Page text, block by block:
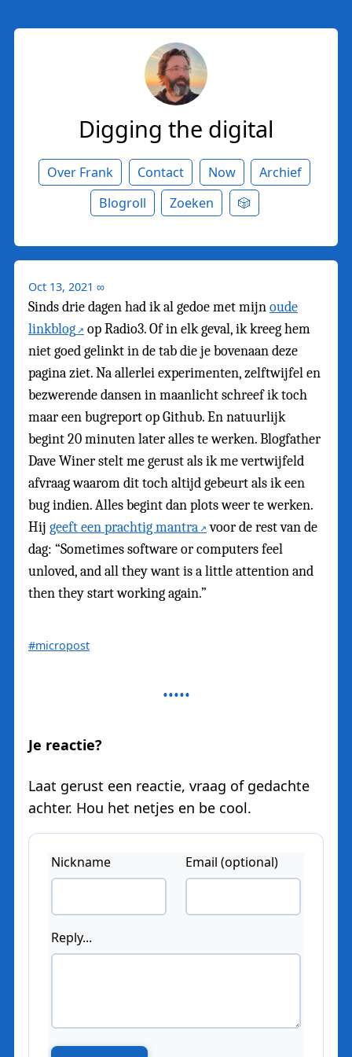
Digging the digital
Over Frank Contact Now
Archief
Blogroll
Zoeken 🎲
Oct 13, 2021 ∞
Sinds drie dagen had ik al gedoe met mijnoude
linkblog
op Radio3. Of in elk geval, ik kreeg hem
niet goed gelinkt in de tab die je bovenaan deze
pagina ziet. Na allerlei experimenten, zelftwijfel en
bezwerende dansen in maanlicht schreef ik toch
maar een bugreport op Github. En natuurlijk
begint 20 minuten later alles te werken. Blogfather
Dave Winer stelt me gerust als ik me vertwijfeld
afvraag waarom dit toch altijd gebeurt als ik een
bug indien. Alles begint dan plots weer te werken.
Hij geeft een prachtig mantra
voor de rest van de
dag: “Sometimes software or computers feel
unloved, and all they want is a little attention and
then they start working again.”
#micropost
Je reactie?
Laat gerust een reactie, vraag of gedachte
achter. Hou het netjes en be cool.